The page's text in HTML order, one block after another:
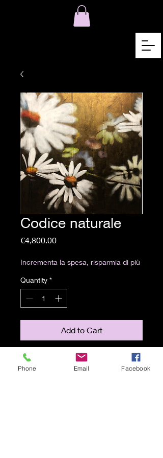
Codice naturale
€4,800.00Price
Incrementa la spesa, risparmia di più
Quantity *
Add to Cart
Acrilici e pigmenti metallici su tela
120x120 cm, 2023
Phone Email Facebook